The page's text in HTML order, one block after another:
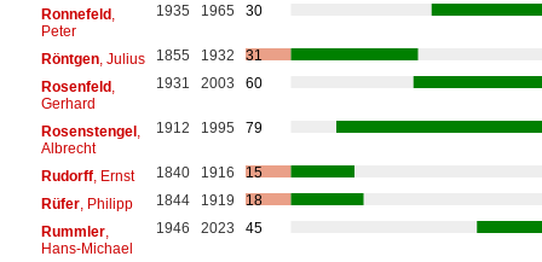
Ronnefeld,
Peter
1935 1965 30
Röntgen, Julius 1855 1932
31
Rosenfeld,
Gerhard
1931 2003 60
Rosenstengel,
Albrecht
1912 1995 79
Rudorff, Ernst 1840 1916
15
Rüfer, Philipp 1844 1919
18
Rummler,
Hans-Michael
1946 2023 45